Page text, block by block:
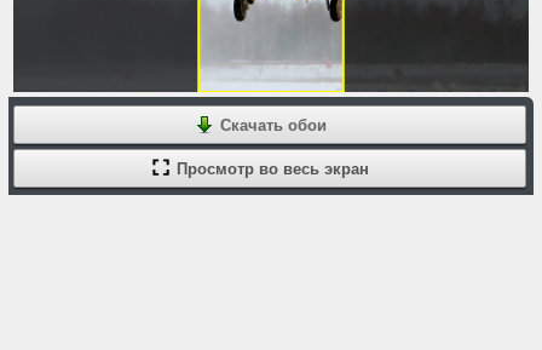
Скачать обои
Просмотр во весь экран